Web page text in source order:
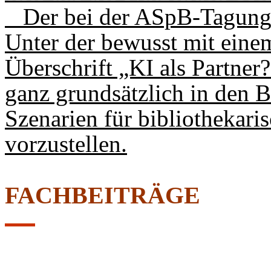
Der bei der ASpB-
Unter der bewusst mit
Überschrift „KI als
ganz grundsätzlich in den
Szenarien für
vorzustellen.
FACHBEITRÄGE